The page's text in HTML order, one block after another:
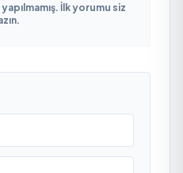
İlk yorumu siz